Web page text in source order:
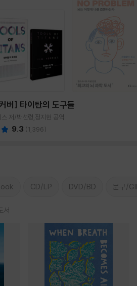
버] 타이탄의 도구들
스 저/박선령,정지현 공역
9.3 (1,396)
CD/LP DVD/BD 문구/
서